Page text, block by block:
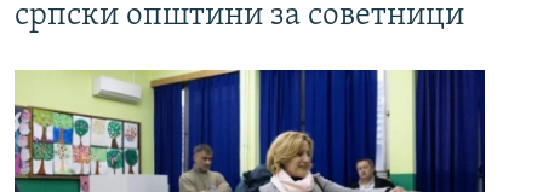
српски општини за советници